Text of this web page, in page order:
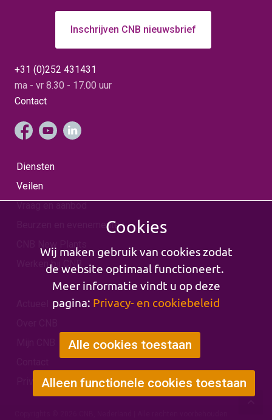
Inschrijven CNB nieuwsbrief
+31 (0)252 431431
ma - vr 8.30 - 17.00 uur
Contact
Diensten
Veilen
Beurzen en evenementen
Werken bij CNB
Privacy & Cookies
Cookies
Wij maken gebruik van cookies zodat
de website optimaal functioneert.
Meer informatie vindt u op deze
pagina: Privacy- en cookiebeleid
Alle cookies toestaan
Alleen functionele cookies toestaan